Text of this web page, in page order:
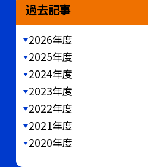
過去記事
2026年度
2025年度
2024年度
2023年度
2022年度
2021年度
2020年度